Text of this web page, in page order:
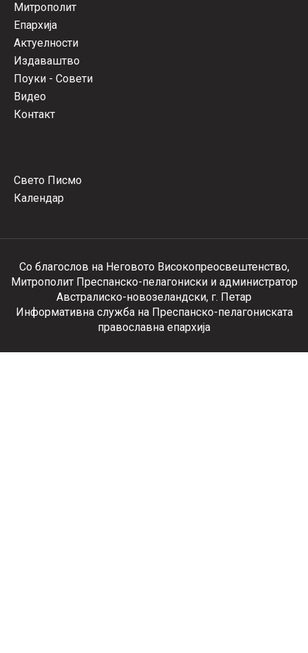
Митрополит
Епархија
Актуелности
Издаваштво
Поуки - Совети
Видео
Контакт
Свето Писмо
Календар
Со благослов на Неговото Високопреосвештенство,
Митрополит Преспанско-пелагониски и администратор
Австралиско-новозеландски, г. Петар
Информативна служба на Преспанско-пелагониската
православна епархија